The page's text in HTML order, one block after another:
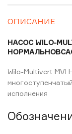
ОПИСАНИЕ
НАСОС WILO-
Wilo-Multivert MVI
исполнения